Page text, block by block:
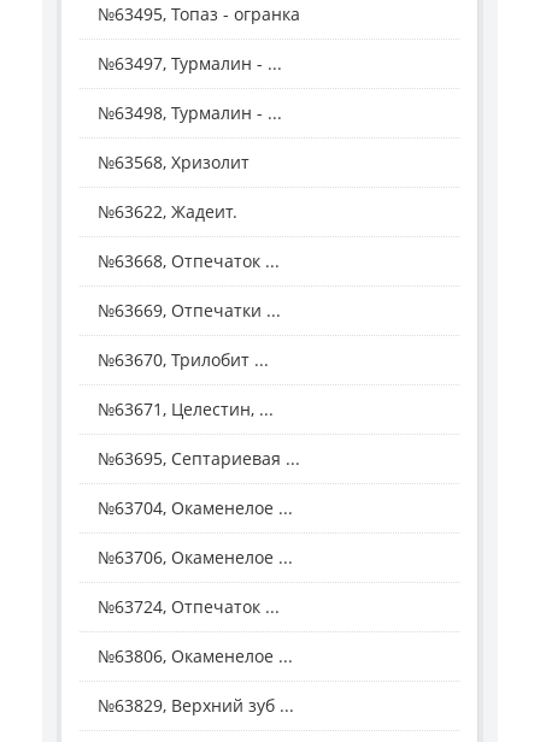
№63495, Топаз - огранка
№63497, Турмалин - ...
№63498, Турмалин - ...
№63568, Хризолит
№63622, Жадеит.
№63668, Отпечаток ...
№63669, Отпечатки ...
№63670, Трилобит ...
№63671, Целестин, ...
№63695, Септариевая ...
№63704, Окаменелое ...
№63706, Окаменелое ...
№63724, Отпечаток ...
№63806, Окаменелое ...
№63829, Верхний зуб ...